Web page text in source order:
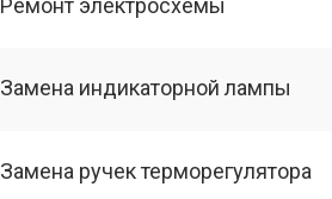
Ремонт электросхемы
Замена индикаторной лампы
Замена ручек терморегулятора